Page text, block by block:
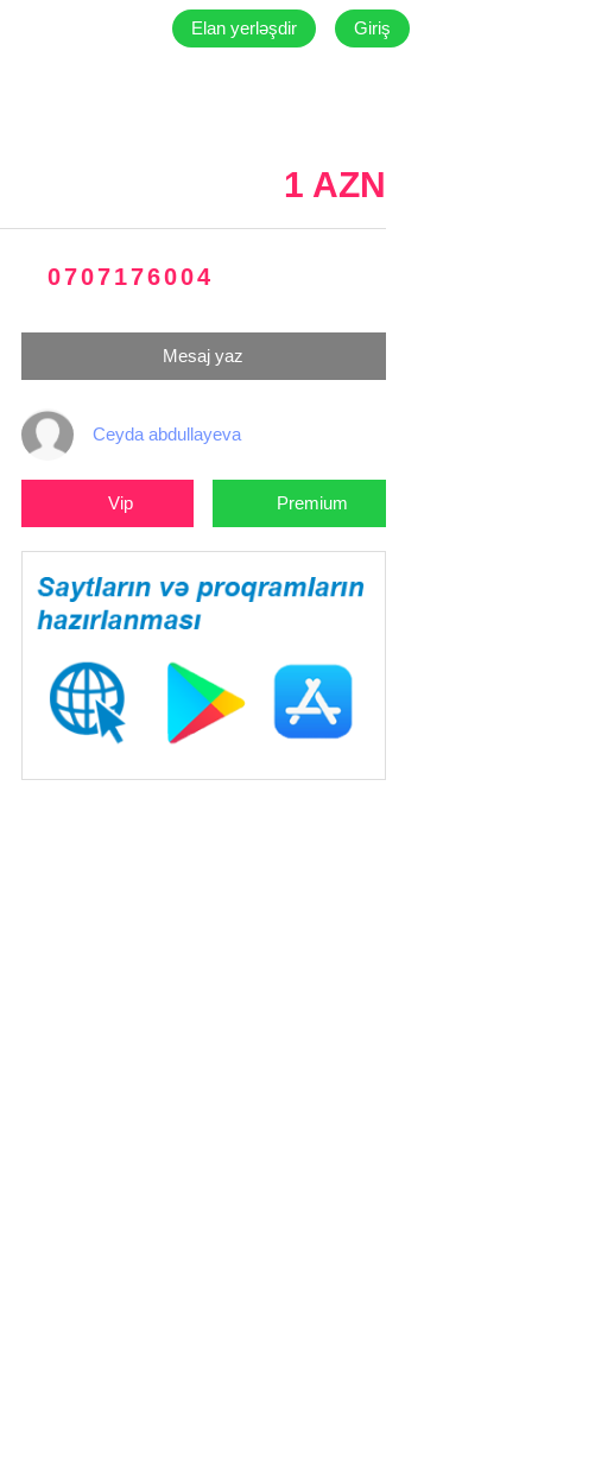
Elan yerləşdir Giriş
1 AZN
0707176004
Mesaj yaz
Ceyda abdullayeva
Vip Premium